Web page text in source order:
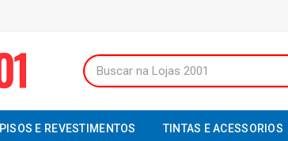
PISOS E REVESTIMENTOS TINTAS E ACESSORIOS